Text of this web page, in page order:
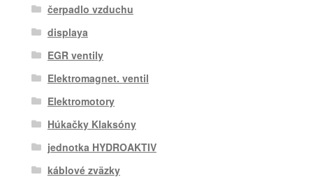
čerpadlo vzduchu
displaya
EGR ventily
Elektromagnet. ventil
Elektromotory
Húkačky Klaksóny
jednotka HYDROAKTIV
káblové zväzky